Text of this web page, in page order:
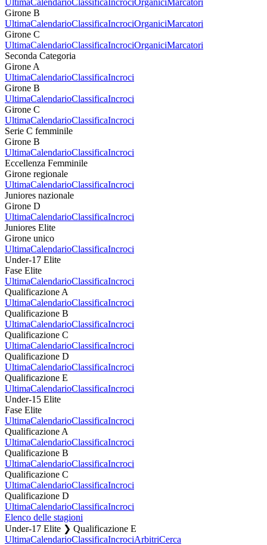
Girone B
UltimaCalendarioClassificaIncrociOrganiciMarcatori
Girone C
UltimaCalendarioClassificaIncrociOrganiciMarcatori
Seconda Categoria
Girone A
UltimaCalendarioClassificaIncroci
Girone B
UltimaCalendarioClassificaIncroci
Girone C
UltimaCalendarioClassificaIncroci
Serie C femminile
Girone B
UltimaCalendarioClassificaIncroci
Eccellenza Femminile
Girone regionale
UltimaCalendarioClassificaIncroci
Juniores nazionale
Girone D
UltimaCalendarioClassificaIncroci
Juniores Elite
Girone unico
UltimaCalendarioClassificaIncroci
Under-17 Elite
Fase Elite
UltimaCalendarioClassificaIncroci
Qualificazione A
UltimaCalendarioClassificaIncroci
Qualificazione B
UltimaCalendarioClassificaIncroci
Qualificazione C
UltimaCalendarioClassificaIncroci
Qualificazione D
UltimaCalendarioClassificaIncroci
Qualificazione E
UltimaCalendarioClassificaIncroci
Under-15 Elite
Fase Elite
UltimaCalendarioClassificaIncroci
Qualificazione A
UltimaCalendarioClassificaIncroci
Qualificazione B
UltimaCalendarioClassificaIncroci
Qualificazione C
UltimaCalendarioClassificaIncroci
Qualificazione D
UltimaCalendarioClassificaIncroci
Elenco delle stagioni
Under-17 Elite ❯ Qualificazione E
UltimaCalendarioClassificaIncrociArbitriCerca